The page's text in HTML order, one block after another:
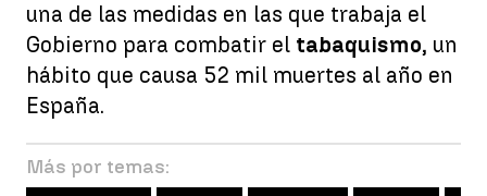
una de las medidas en las que trabaja el
Gobierno para combatir el tabaquismo, un
hábito que causa 52 mil muertes al año en
España.
Más por temas: